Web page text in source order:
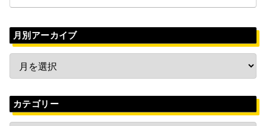
月別アーカイブ
カテゴリー